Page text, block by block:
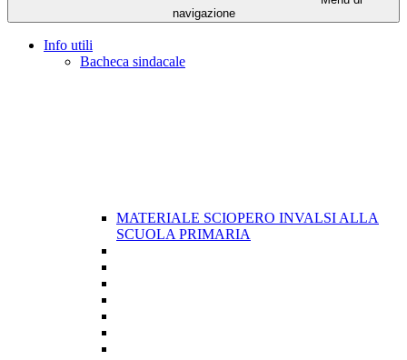
navigazione
Info utili
Bacheca sindacale
MATERIALE SCIOPERO INVALSI ALLA
SCUOLA PRIMARIA